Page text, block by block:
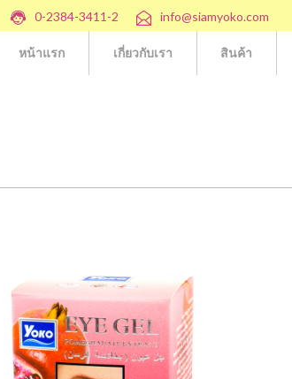
0-2384-3411-2 info@siamyoko.com
หน้าแรก เกี่ยวกับเรา สินค้า